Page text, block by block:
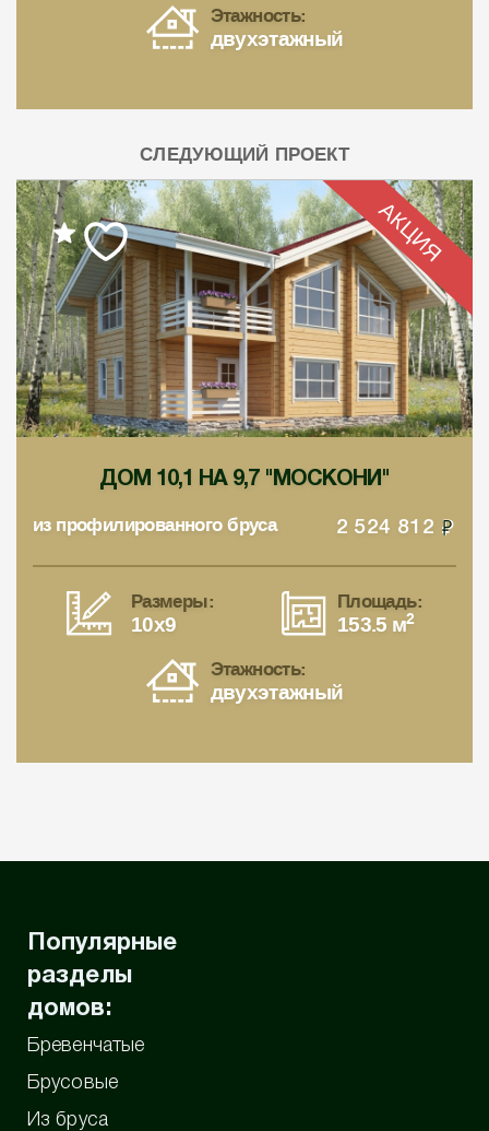
Этажность:
двухэтажный
СЛЕДУЮЩИЙ ПРОЕКТ
АКЦИЯ
ДОМ 10,1 НА 9,7 "МОСКОНИ"
из профилированного бруса 2 524 812
Размеры:
10x9
Площадь:
153.5 м2
Этажность:
двухэтажный
Популярные
разделы
домов:
Бревенчатые
Брусовые
Из бруса